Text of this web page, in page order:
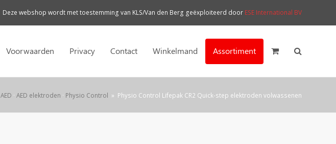
Deze webshop wordt met toestemming van KLS/Van den Berg geëxploiteerd door ESE International BV
Voorwaarden Privacy Contact Winkelmand Assortiment
AED · AED elektroden · Physio Control » Physio Control Lifepak CR2 Quick-step elektroden volwassenen